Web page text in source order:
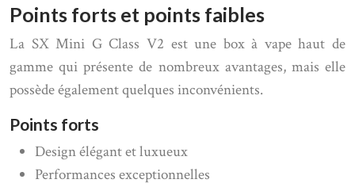
Points forts et points faibles
La SX Mini G Class V2 est une box à vape haut de
gamme qui présente de nombreux avantages, mais elle
possède également quelques inconvénients.
Points forts
Design élégant et luxueux
Performances exceptionnelles